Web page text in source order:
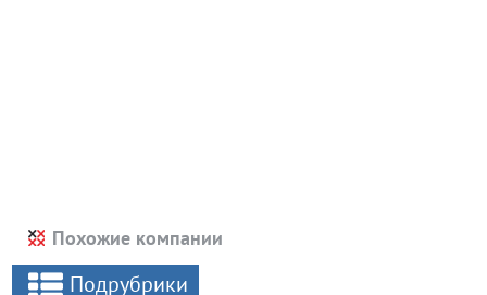
Похожие компании
Подрубрики